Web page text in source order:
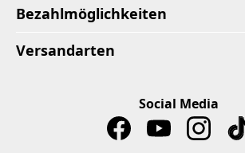
Bezahlmöglichkeiten
Versandarten
Social Media